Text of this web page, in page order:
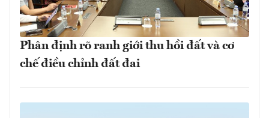
Phân định rõ ranh giới thu hồi đất và cơ
chế điều chỉnh đất đai